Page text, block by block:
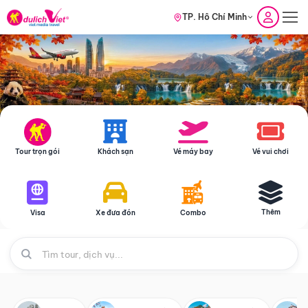
TP. Hồ Chí Minh
Tour trọn gói Khách sạn Vé máy bay Vé vui chơi
Visa Xe đưa đón Combo Thêm